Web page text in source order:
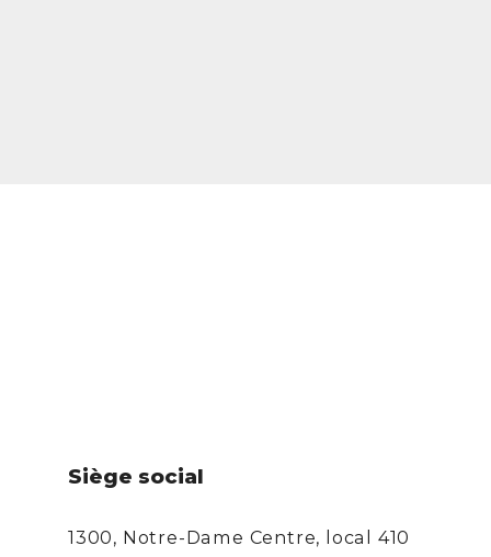
Siège social
1300, Notre-Dame Centre, local 410